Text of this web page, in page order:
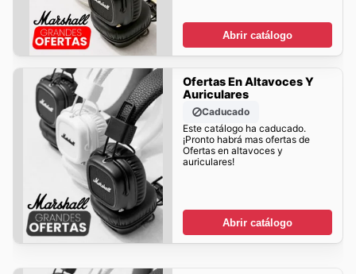
Abrir catálogo
Ofertas En Altavoces Y
Auriculares
Caducado
Este catálogo ha caducado.
¡Pronto habrá mas ofertas de
Ofertas en altavoces y
auriculares!
Abrir catálogo